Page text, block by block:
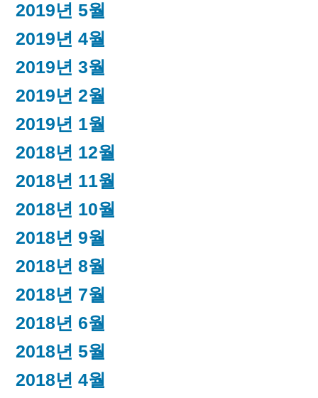
2019년 5월
2019년 4월
2019년 3월
2019년 2월
2019년 1월
2018년 12월
2018년 11월
2018년 10월
2018년 9월
2018년 8월
2018년 7월
2018년 6월
2018년 5월
2018년 4월